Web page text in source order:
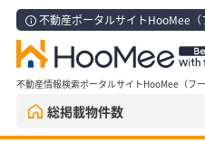
不動産ポータルサイトHooMee（フ
不動産情報検索ポータルサイトHooMee（フー
総掲載物件数